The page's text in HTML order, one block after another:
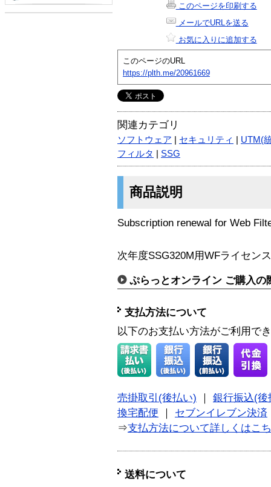
このページを印刷する
メールでURLを送る
お気に入りに追加する
このページのURL
https://plth.me/20961669
関連カテゴリ
ソフトウェア セキュリティ
UTM(
フィルタ
SSG
商品説明
Subscription renewal for Web
次年度SSG320M用WFライセンス
ぷらっとオンライン ご購入の
支払方法について
以下のお支払い方法がご利用で
売掛取引(後払い)
銀行振込(後
換宅配便
セブンイレブン決済
⇒支払方法について詳しくはこ
送料について